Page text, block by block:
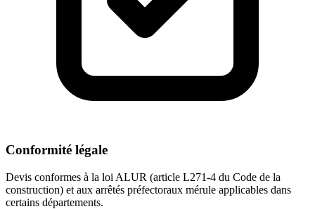
Conformité légale
Devis conformes à la loi ALUR (article L271-4 du Code de la
construction) et aux arrêtés préfectoraux mérule applicables dans
certains départements.